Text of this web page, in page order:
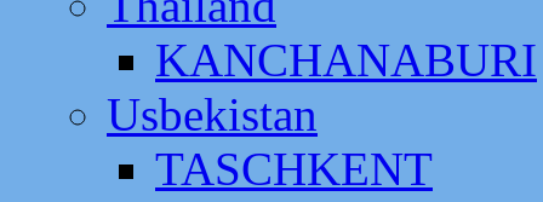
KANCHANABURI
Usbekistan
TASCHKENT